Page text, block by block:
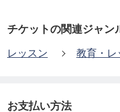
【日時】
お話会：500円（夏養
チケットの関連ジャン
レッスン 教育・レ
お支払い方法